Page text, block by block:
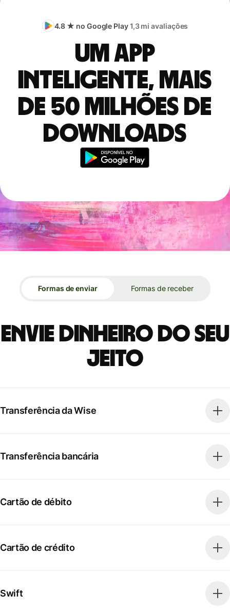
4.8 ★ no Google Play1,3 mi avaliações
Um app
inteligente, mais
de 50 milhões de
downloads
Formas de enviar Formas de receber
Envie dinheiro do seu
jeito
Transferência da Wise
Transferência bancária
Cartão de débito
Cartão de crédito
Swift